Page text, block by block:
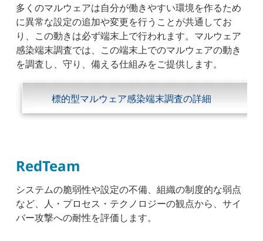
多くのマルウェアは自分が働きやすい環境を作るため
に異常な設定の追加や変更を行うことが共通してお
り、この動きは必ず端末上で行われます。マルウェア
感染端末調査では、この端末上でのマルウェアの動き
を調査し、守り、備える仕組みをご提供します。
標的型マルウェア感染端末調査の詳細
RedTeam
システムの脆弱性や設定の不備、組織の制度的な弱点
など、人・プロセス・テクノロジーの観点から、サイ
バー攻撃への耐性を評価します。